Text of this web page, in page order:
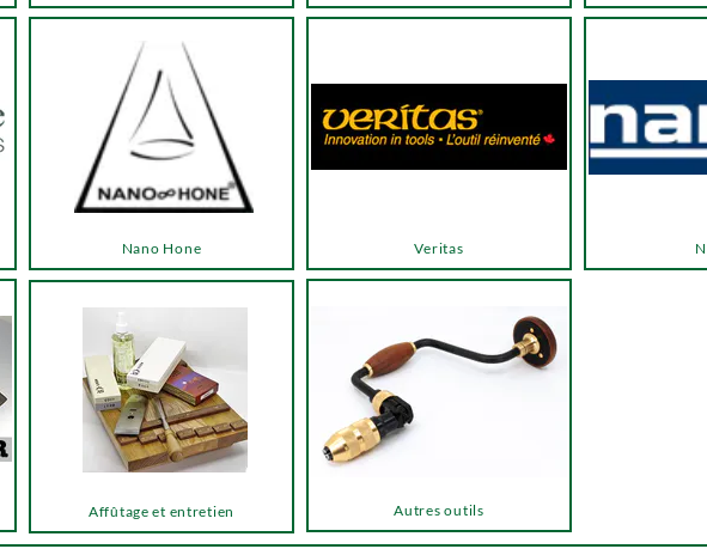
Veritas
Nano Hone
Autres outils
Affûtage et entretien